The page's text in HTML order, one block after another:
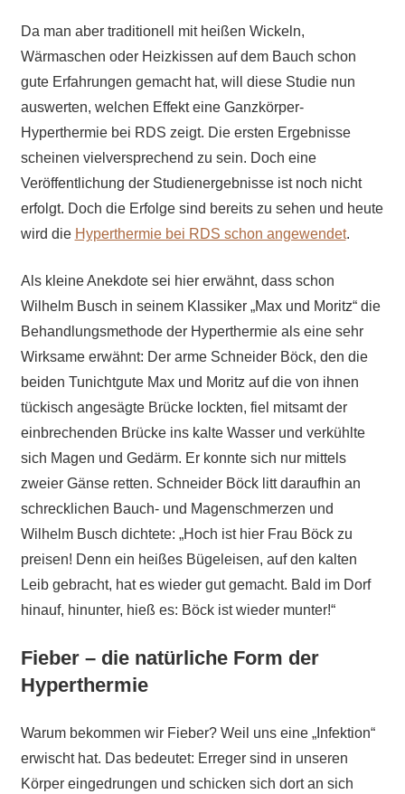
Da man aber traditionell mit heißen Wickeln,
Wärmaschen oder Heizkissen auf dem Bauch schon
gute Erfahrungen gemacht hat, will diese Studie nun
auswerten, welchen Effekt eine Ganzkörper-
Hyperthermie bei RDS zeigt. Die ersten Ergebnisse
scheinen vielversprechend zu sein. Doch eine
Veröffentlichung der Studienergebnisse ist noch nicht
erfolgt. Doch die Erfolge sind bereits zu sehen und heute
wird die Hyperthermie bei RDS schon angewendet.
Als kleine Anekdote sei hier erwähnt, dass schon
Wilhelm Busch in seinem Klassiker „Max und Moritz“ die
Behandlungsmethode der Hyperthermie als eine sehr
Wirksame erwähnt: Der arme Schneider Böck, den die
beiden Tunichtgute Max und Moritz auf die von ihnen
tückisch angesägte Brücke lockten, fiel mitsamt der
einbrechenden Brücke ins kalte Wasser und verkühlte
sich Magen und Gedärm. Er konnte sich nur mittels
zweier Gänse retten. Schneider Böck litt daraufhin an
schrecklichen Bauch- und Magenschmerzen und
Wilhelm Busch dichtete: „Hoch ist hier Frau Böck zu
preisen! Denn ein heißes Bügeleisen, auf den kalten
Leib gebracht, hat es wieder gut gemacht. Bald im Dorf
hinauf, hinunter, hieß es: Böck ist wieder munter!“
Fieber – die natürliche Form der
Hyperthermie
Warum bekommen wir Fieber? Weil uns eine „Infektion“
erwischt hat. Das bedeutet: Erreger sind in unseren
Körper eingedrungen und schicken sich dort an sich